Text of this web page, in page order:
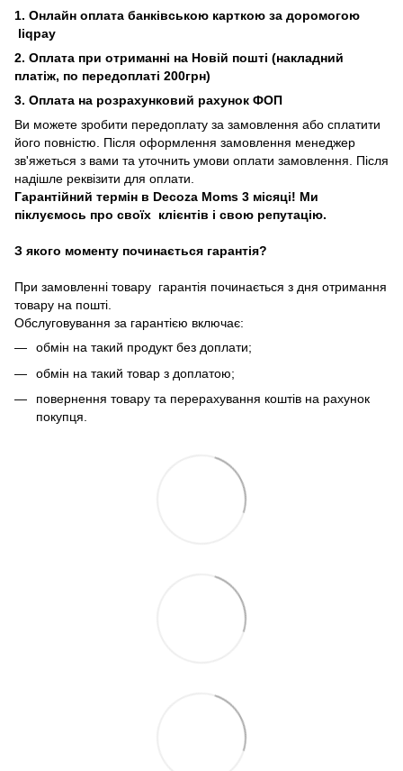
1. Онлайн оплата банківською карткою за доромогою
liqpay
2. Оплата при отриманні на Новій пошті (накладний
платіж, по передоплаті 200грн)
3. Оплата на розрахунковий рахунок ФОП
Ви можете зробити передоплату за замовлення або сплатити
його повністю. Після оформлення замовлення менеджер
зв'яжеться з вами та уточнить умови оплати замовлення. Після
надішле реквізити для оплати.
Гарантійний термін в Decoza Moms 3 місяці! Ми
піклуємось про своїх клієнтів і свою репутацію.
З якого моменту починається гарантія?
При замовленні товару гарантія починається з дня отримання
товару на пошті.
Обслуговування за гарантією включає:
обмін на такий продукт без доплати;
обмін на такий товар з доплатою;
повернення товару та перерахування коштів на рахунок
покупця.